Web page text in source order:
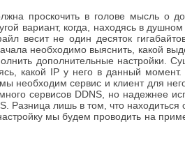
проскочить в голове мысль о
вариант, когда, находясь в
весит не один десяток
необходимо выяснить, какой
дополнительные настройки.
какой IP у него в данный момент.
необходим сервис и клиент для
сервисов DDNS, но надежнее
лишь в том, что находиться
мы будем проводить на